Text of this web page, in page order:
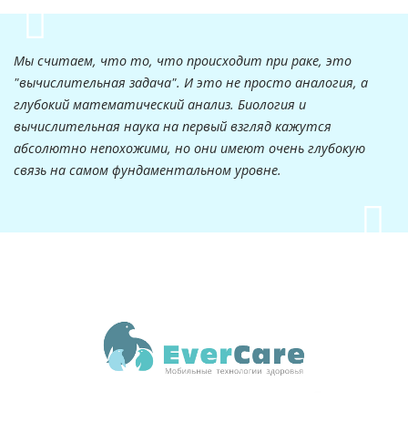
Мы считаем, что то, что происходит при раке, это
"вычислительная задача". И это не просто аналогия, а
глубокий математический анализ. Биология и
вычислительная наука на первый взгляд кажутся
абсолютно непохожими, но они имеют очень глубокую
связь на самом фундаментальном уровне.